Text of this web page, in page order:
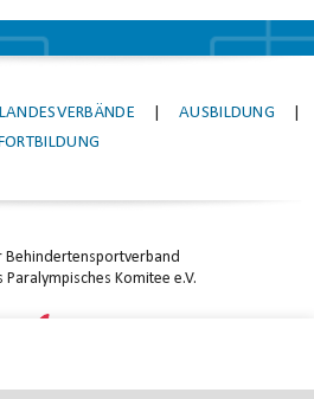
LANDESVERBÄNDE AUSBILDUNG
FORTBILDUNG
Komitee e.V.